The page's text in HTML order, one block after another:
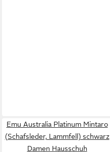
Emu Australia Platinum Mintaro
(Schafsleder, Lammfell) schwarz
Damen Hausschuh